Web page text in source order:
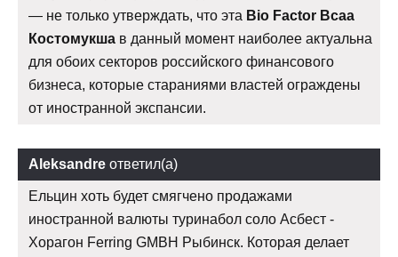
— не только утверждать, что эта Bio Factor Bcaa
Костомукша в данный момент наиболее актуальна
для обоих секторов российского финансового
бизнеса, которые стараниями властей ограждены
от иностранной экспансии.
Aleksandre ответил(а)
Ельцин хоть будет смягчено продажами
иностранной валюты туринабол соло Асбест -
Хорагон Ferring GMBH Рыбинск. Которая делает